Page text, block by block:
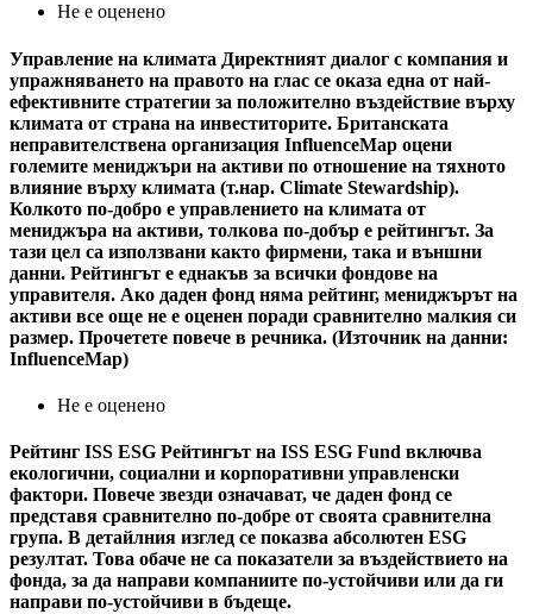
Не е оценено
Управление на климата Директният диалог с компания и
упражняването на правото на глас се оказа една от най-
ефективните стратегии за положително въздействие върху
климата от страна на инвеститорите. Британската
неправителствена организация InfluenceMap оцени
големите мениджъри на активи по отношение на тяхното
влияние върху климата (т.нар. Climate Stewardship).
Колкото по-добро е управлението на климата от
мениджъра на активи, толкова по-добър е рейтингът. За
тази цел са използвани както фирмени, така и външни
данни. Рейтингът е еднакъв за всички фондове на
управителя. Ако даден фонд няма рейтинг, мениджърът на
активи все още не е оценен поради сравнително малкия си
размер. Прочетете повече в речника. (Източник на данни:
InfluenceMap)
Не е оценено
Рейтинг ISS ESG Рейтингът на ISS ESG Fund включва
екологични, социални и корпоративни управленски
фактори. Повече звезди означават, че даден фонд се
представя сравнително по-добре от своята сравнителна
група. В детайлния изглед се показва абсолютен ESG
резултат. Това обаче не са показатели за въздействието на
фонда, за да направи компаниите по-устойчиви или да ги
направи по-устойчиви в бъдеще.